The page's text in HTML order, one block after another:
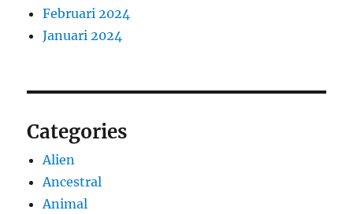
Februari 2024
Januari 2024
Categories
Alien
Ancestral
Animal